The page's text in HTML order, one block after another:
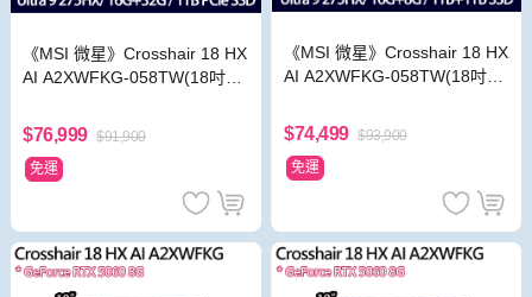
《MSI 微星》Crosshair 18 HX
AI A2XWFKG-058TW(18吋Q
B/RTX5060)
$76,999 $91,900
免運
《MSI 微星》Crosshair 18 HX
AI A2XWFKG-058TW(18吋Q
1TB/RTX5060)
$74,499 $93,900
免運